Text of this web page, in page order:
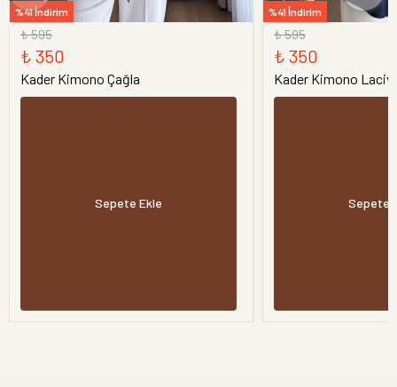
%41 İndirim
₺ 595
₺ 350
Kader Kimono Çağla
Sepete Ekle
%41 İndirim
₺ 595
₺ 350
Kader Kimono
Sepete